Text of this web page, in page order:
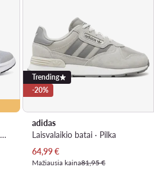
Rapidmove Go Trainer M KJ9184 · Batai į sporto salę
Trending
-20%
adidas
Laisvalaikio batai · Pilka
Dabartinė kaina
64,99€
Mažiausia kaina81,95 €